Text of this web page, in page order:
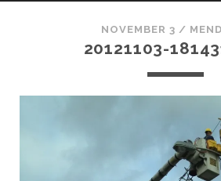
NOVEMBER 3 /
20121103-